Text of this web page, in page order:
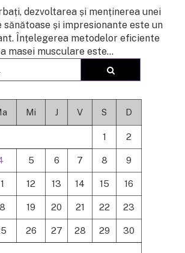
dezvoltarea și menținerea unei
sănătoase și impresionante este un
Înțelegerea metodelor eficiente
masei musculare este...
Mi J V S D
1 2
5 6 7 8 9
12 13 14 15 16
19 20 21 22 23
26 27 28 29 30